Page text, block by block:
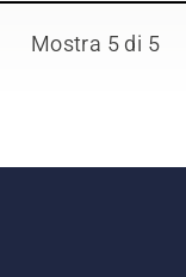
Mostra 5 di 5